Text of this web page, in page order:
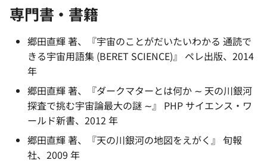
専門書・書籍
郷田直輝 著、『宇宙のことがだいたいわかる 通読で
きる宇宙用語集 (BERET SCIENCE)』 ペレ出版、2014
年
郷田直輝 著、『ダークマターとは何か ∼ 天の川銀河
探査で挑む宇宙論最大の謎 ∼』 PHP サイエンス・ワ
ールド新書、2012 年
郷田直輝 著、『天の川銀河の地図をえがく』 旬報
社、2009 年